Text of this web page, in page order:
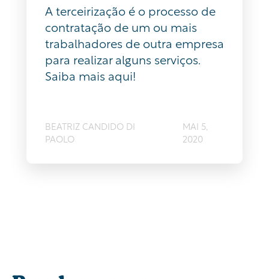
A terceirização é o processo de
contratação de um ou mais
trabalhadores de outra empresa
para realizar alguns serviços.
Saiba mais aqui!
BEATRIZ CANDIDO DI
PAOLO
MAI 5,
2020